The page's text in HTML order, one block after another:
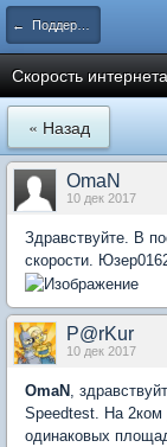
← Поддержка
Скорость интернета
« Назад
OmaN
10 дек 2017
Здравствуйте. В
скорости.
P@rKur
10 дек 2017
OmaN ,
Speedtest. На 2ком
одинаковых